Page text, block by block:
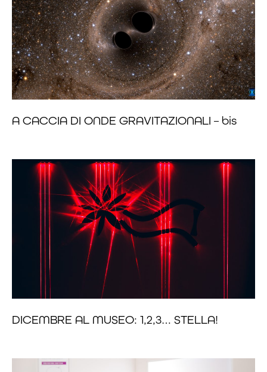
A CACCIA DI ONDE GRAVITAZIONALI – bis
DICEMBRE AL MUSEO: 1,2,3… STELLA!